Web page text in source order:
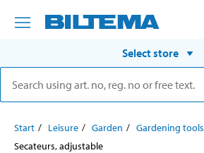
Select store
Start Leisure Garden Gardening tools
Secateurs, adjustable